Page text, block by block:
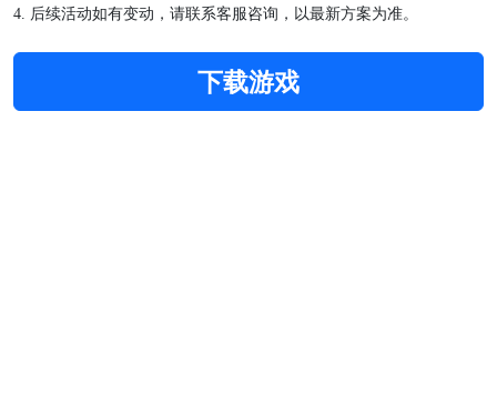
4.
后续活动如有变动，请联系客服咨询，以最新方案为准。
下载游戏